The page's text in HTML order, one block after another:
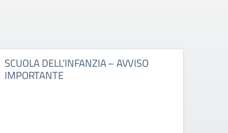
SCUOLA DELL’INFANZIA – AVVISO
IMPORTANTE